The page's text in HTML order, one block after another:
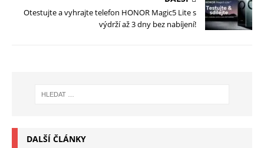
Otestujte a vyhrajte telefon HONOR Magic5 Lite s
výdrží až 3 dny bez nabíjení!
DALŠÍ ČLÁNKY